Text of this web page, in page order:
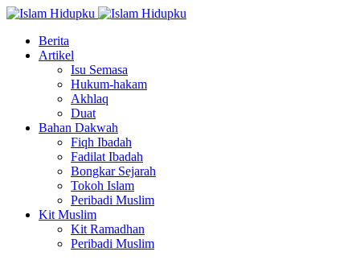
Berita
Artikel
Isu Semasa
Hukum-hakam
Akhlaq
Duat
Bahan Dakwah
Fiqh Ibadah
Fadilat Ibadah
Bongkar Sejarah
Tokoh Islam
Peribadi Muslim
Kit Muslim
Kit Ramadhan
Peribadi Muslim